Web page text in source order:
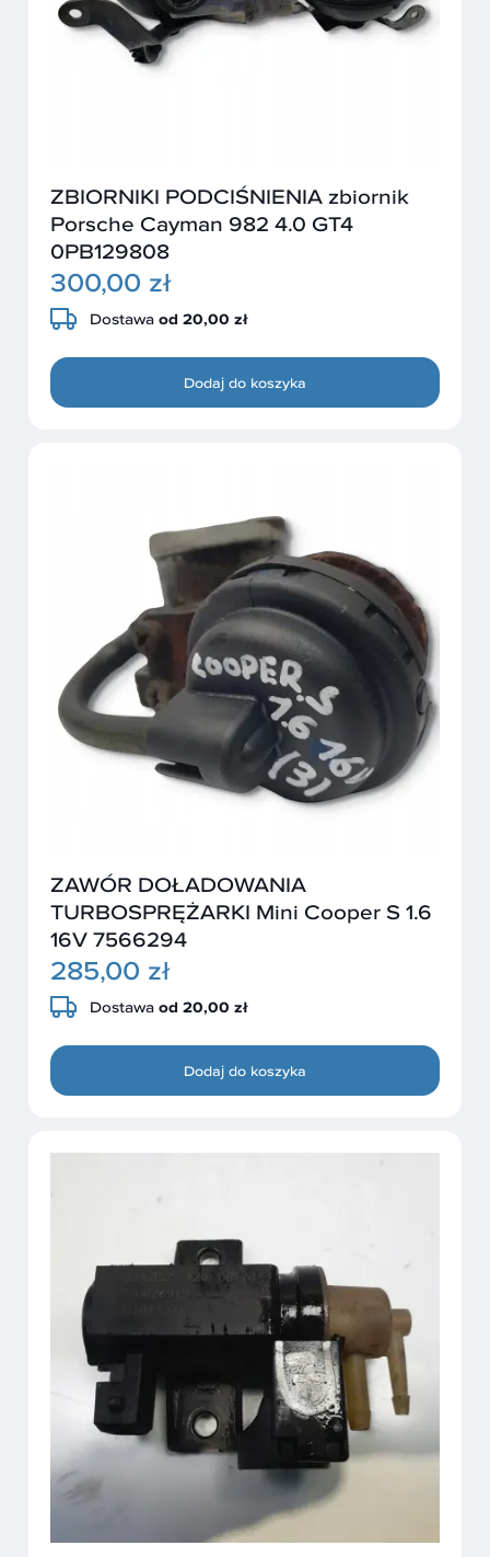
ZBIORNIKI PODCIŚNIENIA zbiornik
Porsche Cayman 982 4.0 GT4
0PB129808
300,00 zł
Dostawa od 20,00 zł
Dodaj do koszyka
ZAWÓR DOŁADOWANIA
TURBOSPRĘŻARKI Mini Cooper S 1.6
16V 7566294
285,00 zł
Dostawa od 20,00 zł
Dodaj do koszyka